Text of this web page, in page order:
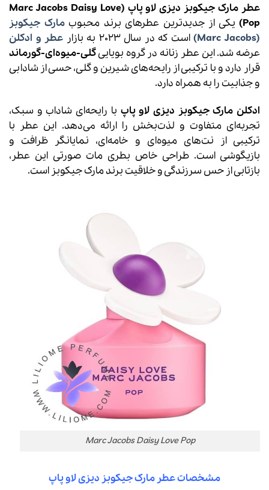
عطر مارک جیکوبز دیزی لاو پاپ (Marc Jacobs Daisy Love
Pop)
یکی از جدیدترین عطرهای برند محبوبمارک جیکوبز
(Marc Jacobs)
است که در سال 2023 به بازار
عطر و ادکلن
عرضه شد. این عطر زنانه در گروه بویاییگلی-میوه‌ای-گورماند
قرار دارد و با ترکیبی از رایحه‌های شیرین و گلی، حسی از شادابی
و جذابیت را به همراه دارد.
ادکلن مارک جیکوبز دیزی لاو پاپ با رایحه‌ای شاداب و سبک،
تجربه‌ای متفاوت و لذت‌بخش را ارائه می‌دهد. این عطر با
ترکیبی از نت‌های میوه‌ای و خامه‌ای، نمایانگر ظرافت و
بازیگوشی است. طراحی خاص بطری مات صورتی این عطر،
بازتابی از حس سرزندگی و خلاقیت برند مارک جیکوبز است.
Marc Jacobs Daisy Love Pop
مشخصات عطر مارک جیکوبز دیزی لاو پاپ